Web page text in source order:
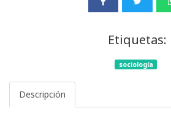
Etiquetas:
sociología
Descripción